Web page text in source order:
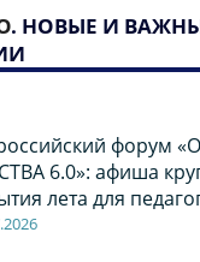
. НОВЫЕ И
форум
6.0»: афиша
лета для